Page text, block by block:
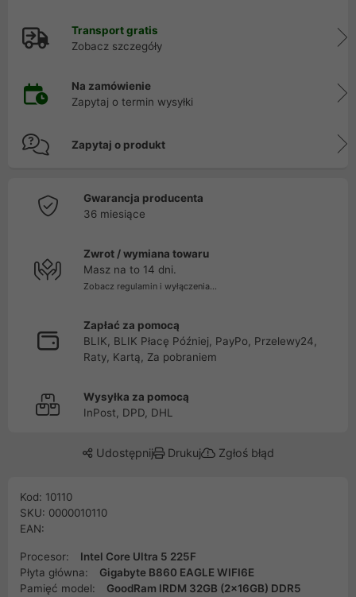
Transport gratis
Zobacz szczegóły
Na zamówienie
Zapytaj o termin wysyłki
Zapytaj o produkt
Gwarancja producenta
36 miesiące
Zwrot / wymiana towaru
Masz na to 14 dni.
Zobacz regulamin i wyłączenia...
Zapłać za pomocą
BLIK, BLIK Płacę Później, PayPo, Przelewy24,
Raty, Kartą, Za pobraniem
Wysyłka za pomocą
InPost, DPD, DHL
Udostępnij Drukuj Zgłoś błąd
Kod: 10110
SKU: 0000010110
EAN:
Procesor:
Intel Core Ultra 5 225F
Płyta główna:
Gigabyte B860 EAGLE WIFI6E
Pamięć model:
GoodRam IRDM 32GB (2x16GB) DDR5